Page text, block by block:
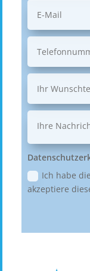
Ich habe
akzeptiere